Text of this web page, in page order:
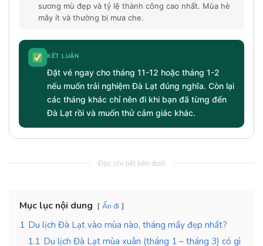
sương mù đẹp và tỷ lệ thành công cao nhất. Mùa hè
mây ít và thường bị mưa che.
KẾT LUẬN
Đặt vé ngay cho tháng 11-12 hoặc tháng 1-2
nếu muốn trải nghiệm Đà Lạt đúng nghĩa. Còn lại
các tháng khác chỉ nên đi khi bạn đã từng đến
Đà Lạt rồi và muốn thử cảm giác khác.
Đọc chi tiết bên dưới
Mục lục nội dung Ẩn đi
1 Du lịch Đà Lạt vào mùa nào, tháng mấy đẹp nhất?
1.1 Du lịch Đà Lạt mùa xuân (tháng 1 – tháng 3) có gì